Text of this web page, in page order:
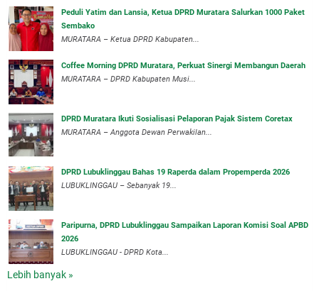
Peduli Yatim dan Lansia, Ketua DPRD Muratara Salurkan 1000 Paket
Sembako
MURATARA – Ketua DPRD Kabupaten...
Coffee Morning DPRD Muratara, Perkuat Sinergi Membangun Daerah
MURATARA – DPRD Kabupaten Musi...
DPRD Muratara Ikuti Sosialisasi Pelaporan Pajak Sistem Coretax
MURATARA – Anggota Dewan Perwakilan...
DPRD Lubuklinggau Bahas 19 Raperda dalam Propemperda 2026
LUBUKLINGGAU – Sebanyak 19...
Paripurna, DPRD Lubuklinggau Sampaikan Laporan Komisi Soal APBD
2026
LUBUKLINGGAU - DPRD Kota...
Lebih banyak »